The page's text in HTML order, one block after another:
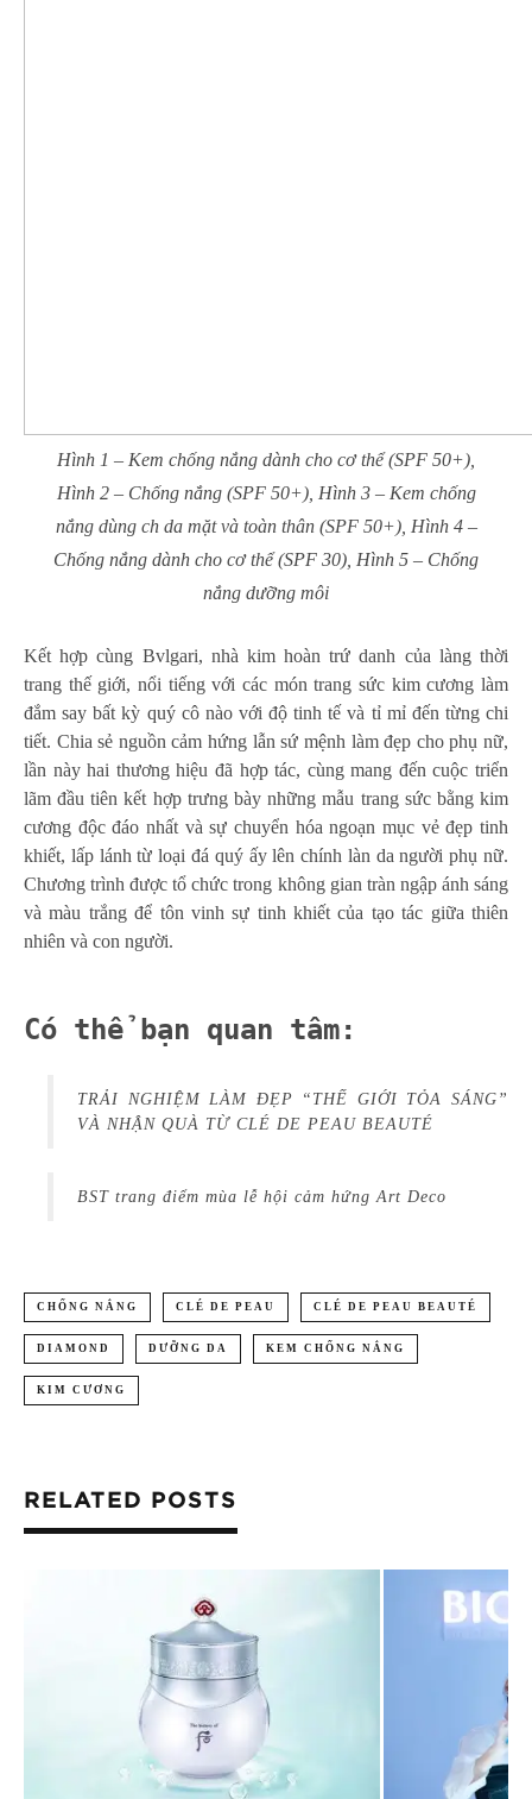
Hình 1 – Kem chống nắng dành cho cơ thể (SPF 50+),
Hình 2 – Chống nắng (SPF 50+), Hình 3 – Kem chống
nắng dùng ch da mặt và toàn thân (SPF 50+), Hình 4 –
Chống nắng dành cho cơ thể (SPF 30), Hình 5 – Chống
nắng dưỡng môi
Kết hợp cùng Bvlgari, nhà kim hoàn trứ danh của làng thời
trang thế giới, nổi tiếng với các món trang sức kim cương làm
đắm say bất kỳ quý cô nào với độ tinh tế và tỉ mỉ đến từng chi
tiết. Chia sẻ nguồn cảm hứng lẫn sứ mệnh làm đẹp cho phụ nữ,
lần này hai thương hiệu đã hợp tác, cùng mang đến cuộc triển
lãm đầu tiên kết hợp trưng bày những mẫu trang sức bằng kim
cương độc đáo nhất và sự chuyển hóa ngoạn mục vẻ đẹp tinh
khiết, lấp lánh từ loại đá quý ấy lên chính làn da người phụ nữ.
Chương trình được tổ chức trong không gian tràn ngập ánh sáng
và màu trắng để tôn vinh sự tinh khiết của tạo tác giữa thiên
nhiên và con người.
Có thể bạn quan tâm:
TRẢI NGHIỆM LÀM ĐẸP “THẾ GIỚI TỎA SÁNG”
VÀ NHẬN QUÀ TỪ CLÉ DE PEAU BEAUTÉ
BST trang điểm mùa lễ hội cảm hứng Art Deco
CHỐNG NẮNG CLÉ DE PEAU CLÉ DE PEAU BEAUTÉ
DIAMOND DƯỠNG DA KEM CHỐNG NẮNG
KIM CƯƠNG
RELATED POSTS